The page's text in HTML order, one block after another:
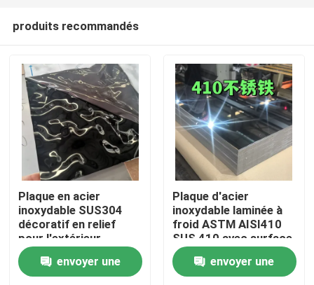
produits recommandés
Plaque en acier
inoxydable SUS304
décoratif en relief
pour l'extérieur
architectural
envoyer une
Plaque d'acier
inoxydable laminée à
froid ASTM AISI410
SUS 410 avec surface
polissée BA
0,8*1220*2440
envoyer une